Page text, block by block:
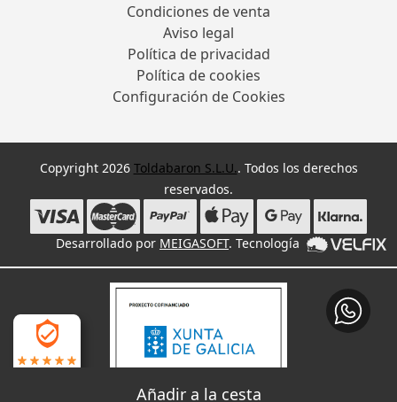
Condiciones de venta
Aviso legal
Política de privacidad
Política de cookies
Configuración de Cookies
Copyright 2026 Toldabaron S.L.U.. Todos los derechos
reservados.
Desarrollado por MEIGASOFT. Tecnología